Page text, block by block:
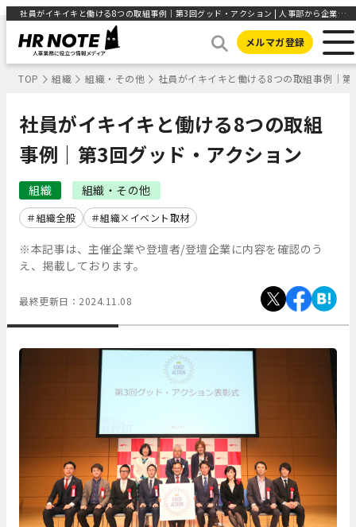
社員がイキイキと働ける8つの取組事例｜第3回グッド・アクション | 人事部から企業成長を応援するメディアHR NOTE
メルマガ登録
TOP 組織 組織・その他 社員がイキイキと働ける8つの取組事例｜
社員がイキイキと働ける8つの取組
事例｜第3回グッド・アクション
組織 組織・その他
組織全般 組織×イベント取材
※本記事は、主催企業や登壇者/登壇企業に内容を確認のう
え、掲載しております。
最終更新日： 2024.11.08